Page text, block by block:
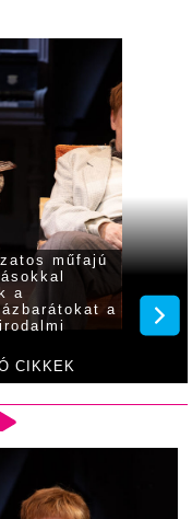
CIKKEK
műfajú
a
a